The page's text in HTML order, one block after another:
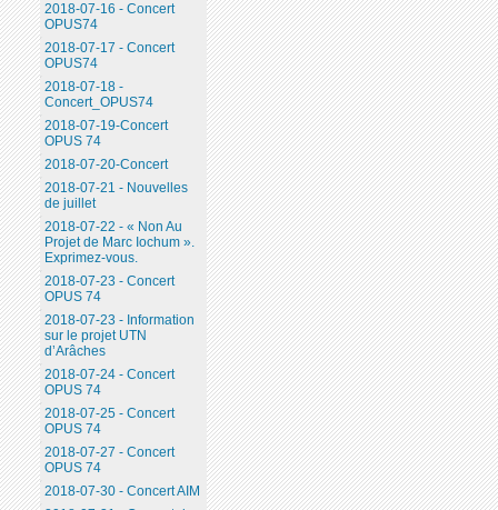
2018-07-16 - Concert
OPUS74
2018-07-17 - Concert
OPUS74
2018-07-18 -
Concert_OPUS74
2018-07-19-Concert
OPUS 74
2018-07-20-Concert
2018-07-21 - Nouvelles
de juillet
2018-07-22 - « Non Au
Projet de Marc Iochum ».
Exprimez-vous.
2018-07-23 - Concert
OPUS 74
2018-07-23 - Information
sur le projet UTN
d’Arâches
2018-07-24 - Concert
OPUS 74
2018-07-25 - Concert
OPUS 74
2018-07-27 - Concert
OPUS 74
2018-07-30 - Concert AIM